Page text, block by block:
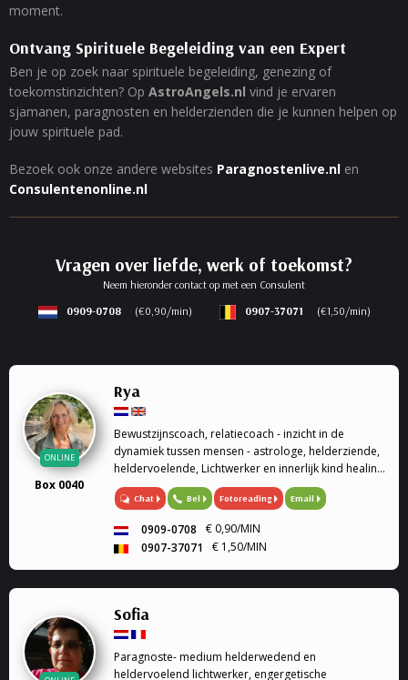
moment.
Ontvang Spirituele Begeleiding van een Expert
Ben je op zoek naar spirituele begeleiding, genezing of
toekomstinzichten? Op AstroAngels.nl vind je ervaren
sjamanen, paragnosten en helderzienden die je kunnen helpen op
jouw spirituele pad.
Bezoek ook onze andere websites Paragnostenlive.nl en
Consulentenonline.nl
Vragen over liefde, werk of toekomst?
Neem hieronder contact op met een Consulent
0909-0708
(€0,90/min) 0907-37071 (€1,50/min)
ONLINE
Box 0040
Rya
Bewustzijnscoach, relatiecoach - inzicht in de
dynamiek tussen mensen - astrologe, helderziende,
heldervoelende, Lichtwerker en innerlijk kind healing
/ healing op afstand.
Chat Bel Fotoreading Email
0909-0708
€ 0,90/MIN
0907-37071
€ 1,50/MIN
Sofia
Paragnoste- medium helderwedend en
heldervoelend lichtwerker, engergetische